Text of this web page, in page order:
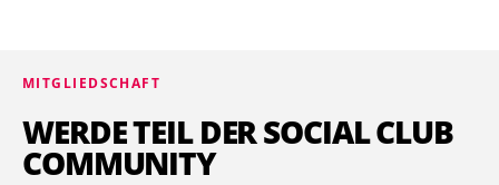
MITGLIEDSCHAFT
WERDE TEIL DER SOCIAL CLUB
COMMUNITY